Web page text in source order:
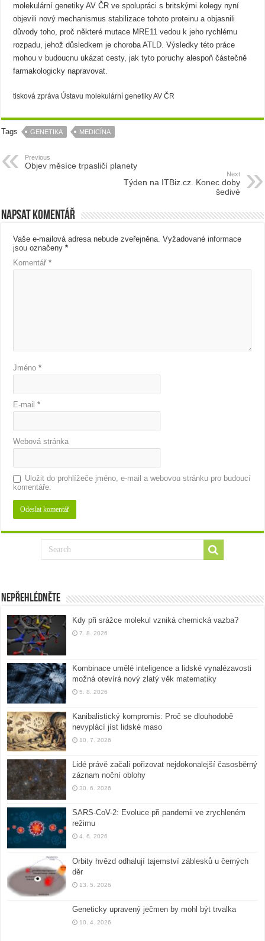
molekulární genetiky AV ČR ve spolupráci s britskými kolegy nyní
objevili nový mechanismus stabilizace tohoto proteinu a objasnili
důvody toho, proč některé mutace MRE11 vedou k jeho rychlému
rozpadu, jehož důsledkem je choroba ATLD. Výsledky této práce
mohou v budoucnu ukázat cesty, jak tyto poruchy alespoň částečně
farmakologicky napravovat.
tisková zpráva Ústavu molekulární genetiky AV ČR
Tags GENETIKA MEDICÍNA
Previous
Objev měsíce trpasličí planety
Next
Týden na ITBiz.cz. Konec doby
šedivé
Napsat komentář
Vaše e-mailová adresa nebude zveřejněna. Vyžadované informace
jsou označeny*
Komentář*
Jméno*
E-mail*
Webová stránka
Uložit do prohlížeče jméno, e-mail a webovou stránku pro budoucí
komentáře.
Nepřehlédněte
Kdy při srážce molekul vzniká chemická vazba?
7. 8. 2026
Kombinace umělé inteligence a lidské vynalézavosti
možná otevírá nový zlatý věk matematiky
5. 8. 2026
Kanibalistický kompromis: Proč se dlouhodobě
nevyplácí jíst lidské maso
10. 7. 2026
Lidé právě začali pořizovat nejdokonalejší časosběrný
záznam noční oblohy
30. 6. 2026
SARS-CoV-2: Evoluce při pandemii ve zrychleném
režimu
4. 6. 2026
Orbity hvězd odhalují tajemství záblesků u černých
děr
13. 5. 2026
Geneticky upravený ječmen by mohl být trvalka
10. 4. 2026